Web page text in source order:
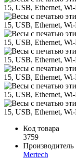
Код товара
3759
Производитель
Mertech